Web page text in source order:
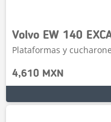
Volvo EW 140
Plataformas y
4,610 MXN